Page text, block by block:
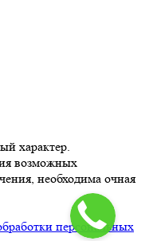
характер.
возможных
необходима очная
персональных